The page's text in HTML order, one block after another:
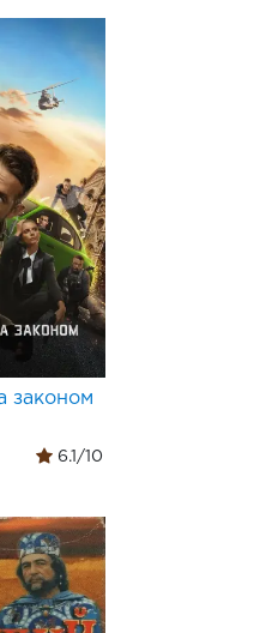
законом
6.1/10